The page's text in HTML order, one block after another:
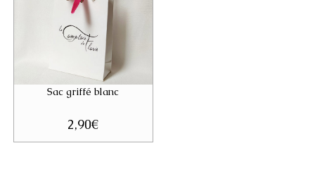
Sac griffé blanc
2,90€